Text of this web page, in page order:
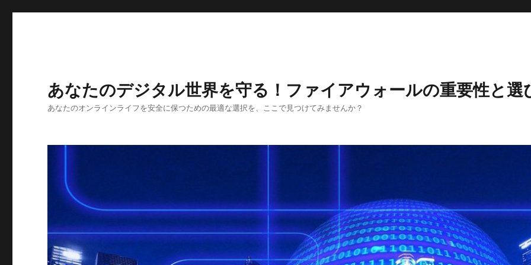
あなたのデジタル世界を守る！ファイアウォールの重要性と選
あなたのオンラインライフを安全に保つための最適な選択を、ここで見つけてみませんか？